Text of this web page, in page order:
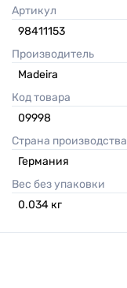
Артикул
98411153
Производитель
Madeira
Код товара
09998
Страна производства
Германия
Вес без упаковки
0.034 кг